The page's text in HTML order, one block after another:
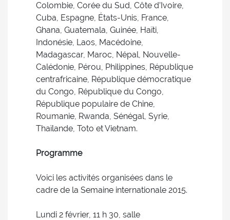
Colombie, Corée du Sud, Côte d’Ivoire,
Cuba, Espagne, États-Unis, France,
Ghana, Guatemala, Guinée, Haïti,
Indonésie, Laos, Macédoine,
Madagascar, Maroc, Népal, Nouvelle-
Calédonie, Pérou, Philippines, République
centrafricaine, République démocratique
du Congo, République du Congo,
République populaire de Chine,
Roumanie, Rwanda, Sénégal, Syrie,
Thaïlande, Toto et Vietnam.
Programme
Voici les activités organisées dans le
cadre de la Semaine internationale 2015.
Lundi 2 février, 11 h 30, salle